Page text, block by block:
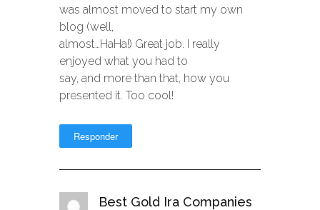
was almost moved to start my own
blog (well,
almost…HaHa!) Great job. I really
enjoyed what you had to
say, and more than that, how you
presented it. Too cool!
Responder
Best Gold Ira Companies